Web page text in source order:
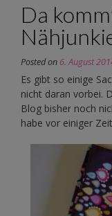
Da
Posted on 6. August
Es gibt so einige
nicht daran vorbei.
Blog bisher noch
habe vor einiger